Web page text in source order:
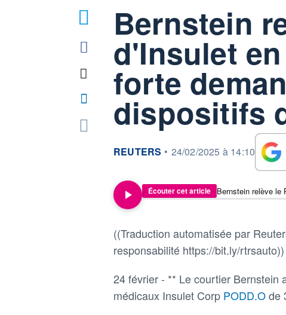
Bernstein
d'Insulet
forte
dispositifs
information fournie par
REUTERS • 24/02/2025 à 14:10
Écouter cet article
((Traduction automatisée par
responsabilité https://bit.ly/rtrsauto))
24 février - ** Le courtier Bernstein
médicaux Insulet Corp PODD.Ode